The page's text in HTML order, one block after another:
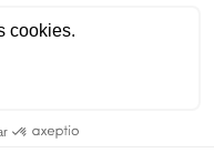
ventes